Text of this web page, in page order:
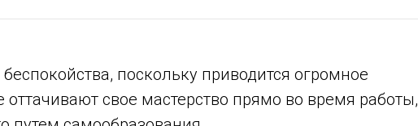
поскольку приводится огромное
свое мастерство прямо во время работы,